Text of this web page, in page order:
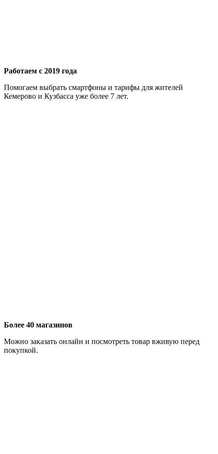
Работаем с 2019 года
Помогаем выбрать смартфоны и тарифы для жителей
Кемерово и Кузбасса уже более 7 лет.
Более 40 магазинов
Можно заказать онлайн и посмотреть товар вживую перед
покупкой.